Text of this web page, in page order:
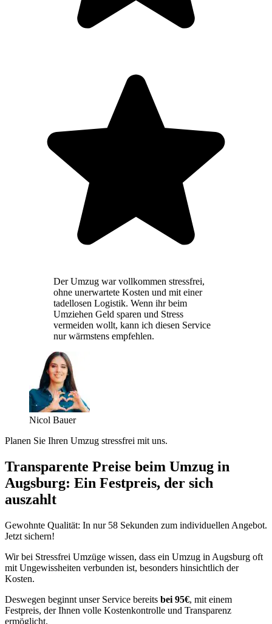
Der Umzug war vollkommen stressfrei,
ohne unerwartete Kosten und mit einer
tadellosen Logistik. Wenn ihr beim
Umziehen Geld sparen und Stress
vermeiden wollt, kann ich diesen Service
nur wärmstens empfehlen.
Nicol Bauer
Planen Sie Ihren Umzug stressfrei mit uns.
Transparente Preise beim Umzug in
Augsburg: Ein Festpreis, der sich
auszahlt
Gewohnte Qualität: In nur 58 Sekunden zum individuellen Angebot.
Jetzt sichern!
Wir bei Stressfrei Umzüge wissen, dass ein Umzug in Augsburg oft
mit Ungewissheiten verbunden ist, besonders hinsichtlich der
Kosten.
Deswegen beginnt unser Service bereits bei 95€, mit einem
Festpreis, der Ihnen volle Kostenkontrolle und Transparenz
ermöglicht.